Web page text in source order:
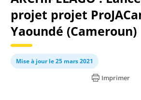
projet projet
Yaoundé (Cameroun)
Mise à jour le 25 mars 2021
Imprimer